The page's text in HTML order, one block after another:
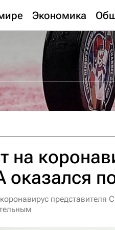
Экономика
на
оказался
представителя